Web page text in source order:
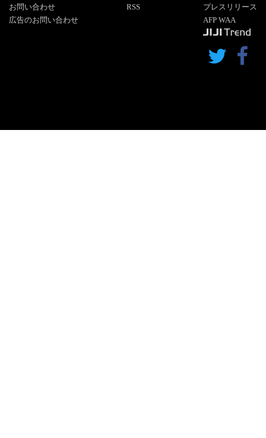
お問い合わせ
広告のお問い合わせ
RSS
プレスリリース
AFP WAA